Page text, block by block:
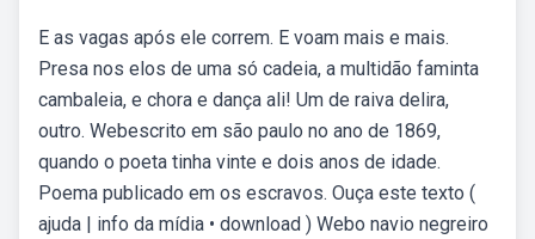
E as vagas após ele correm. E voam mais e mais.
Presa nos elos de uma só cadeia, a multidão faminta
cambaleia, e chora e dança ali! Um de raiva delira,
outro. Webescrito em são paulo no ano de 1869,
quando o poeta tinha vinte e dois anos de idade.
Poema publicado em os escravos. Ouça este texto (
ajuda | info da mídia • download ) Webo navio negreiro